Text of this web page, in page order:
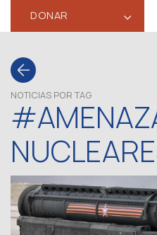
DONAR ‹
NOTICIAS POR TAG